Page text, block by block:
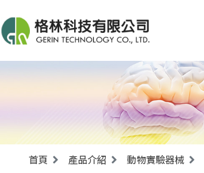
首頁 產品介紹 動物實驗器械